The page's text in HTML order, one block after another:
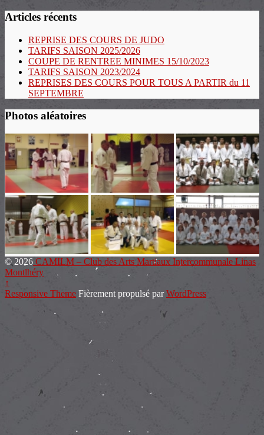
Articles récents
REPRISE DES COURS DE JUDO
TARIFS SAISON 2025/2026
COUPE DE RENTREE MINIMES 15/10/2023
TARIFS SAISON 2023/2024
REPRISES DES COURS POUR TOUS A PARTIR du 11
SEPTEMBRE
Photos aléatoires
© 2026 CAMILM – Club des Arts Martiaux Intercommunale Linas
Montlhéry
↑
Responsive Theme Fièrement propulsé parWordPress